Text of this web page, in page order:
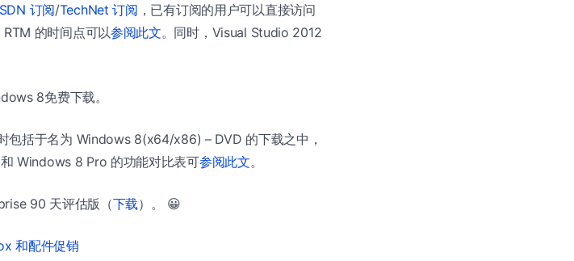
订阅/TechNet 订阅 ，已有订阅的用户可以直接访问
的时间点可以参阅此文。同时，Visual Studio 2012
8免费下载。
括于名为 Windows 8(x64/x86) – DVD 的下载之中，
Windows 8 Pro 的功能对比表可参阅此文。
90 天评估版（下载）。 😀
和配件促销